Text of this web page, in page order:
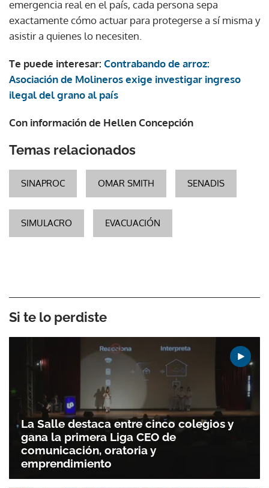
emergencia real en el país, cada persona sepa
exactamente cómo actuar para protegerse a sí misma y
asistir a quienes lo necesiten.
Te puede interesar: Contrabando de arroz:
Asociación de Molineros exige investigar ingreso
ilegal del grano al país
Con información de Hellen Concepción
Temas relacionados
SINAPROC OMAR SMITH SENADIS
SIMULACRO EVACUACIÓN
Si te lo perdiste
La Salle destaca entre cinco colegios y
gana la primera Liga CEO de
comunicación, oratoria y
emprendimiento